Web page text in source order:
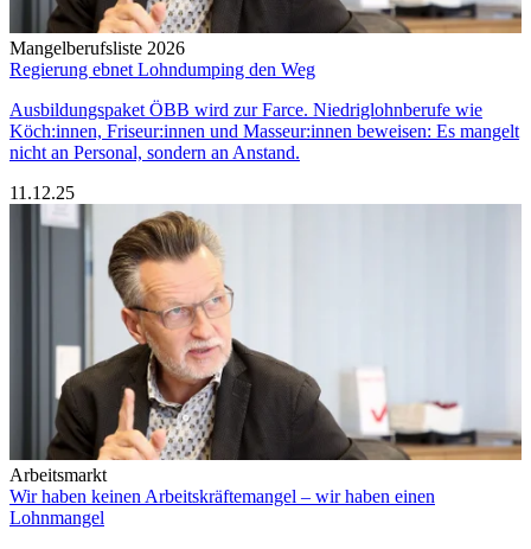
Mangelberufsliste 2026
Regierung ebnet Lohndumping den Weg
Ausbildungspaket ÖBB wird zur Farce. Niedriglohnberufe wie
Köch:innen, Friseur:innen und Masseur:innen beweisen: Es mangelt
nicht an Personal, sondern an Anstand.
11.12.25
Arbeitsmarkt
Wir haben keinen Arbeitskräftemangel – wir haben einen
Lohnmangel